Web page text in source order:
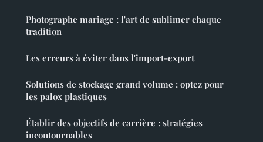
Photographe mariage : l'art de sublimer chaque
tradition
Les erreurs à éviter dans l'import-export
Solutions de stockage grand volume : optez pour
les palox plastiques
Établir des objectifs de carrière : stratégies
incontournables